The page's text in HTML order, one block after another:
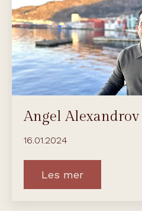
Angel Alexandrov
16.01.2024
Les mer